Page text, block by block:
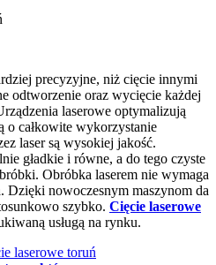
precyzyjne, niż cięcie innymi
odtworzenie oraz wycięcie każdej
laserowe optymalizują
o całkowite wykorzystanie
laser są wysokiej jakość.
gładkie i równe, a do tego czyste
Obróbka laserem nie wymaga
Dzięki nowoczesnym maszynom da
szybko. Cięcie laserowe
usługą na rynku.
laserowe toruń